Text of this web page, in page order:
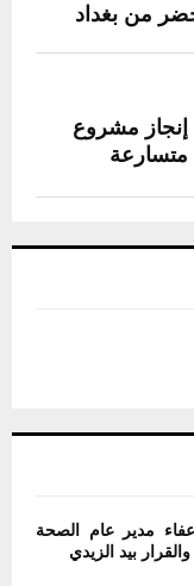
مشروع
متسارعة
مدير عام الصحة
بيد الزيدي